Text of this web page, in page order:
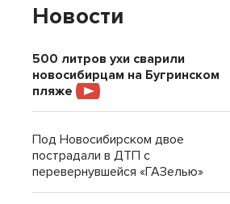
Новости
500 литров ухи сварили
новосибирцам на Бугринском
пляже
Под Новосибирском двое
пострадали в ДТП с
перевернувшейся «ГАЗелью»